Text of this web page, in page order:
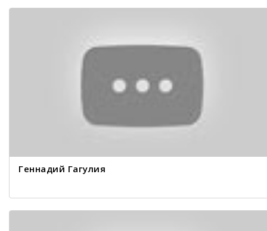
Геннадий Гагулия